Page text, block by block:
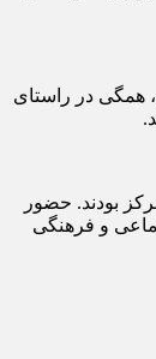
همگی در راستای
بودند. حضور
و فرهنگی